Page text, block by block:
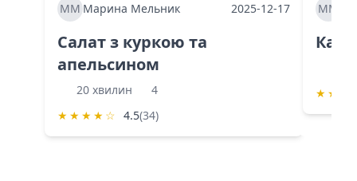
ММ Марина Мельник 2025-12-17
Салат з куркою та
апельсином
20 хвилин
4
★ ★ ★ ★ ☆ 4.5(34)
ММ
★ ★